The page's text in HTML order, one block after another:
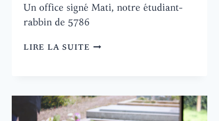
Un office signé Mati, notre étudiant-
rabbin de 5786
LIRE LA SUITE UN
LES
AUTRES